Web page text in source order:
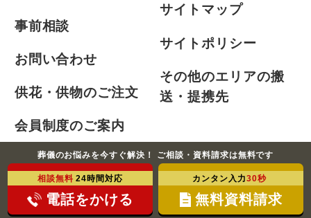
葬儀のお悩みを今すぐ解決！ ご相談・資料請求は無料です
相談無料 24時間対応
電話をかける
カンタン入力30秒
無料資料請求
事前相談
お問い合わせ
供花・供物のご注文
会員制度のご案内
お急ぎの方
サイトマップ
サイトポリシー
その他のエリアの搬
送・提携先
©2021-2026 ふじみ式典株式会社 All Rights Reserved.